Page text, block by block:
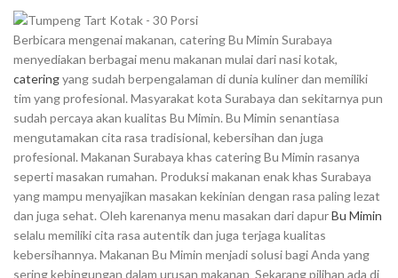
Berbicara mengenai makanan, catering Bu Mimin Surabaya
menyediakan berbagai menu makanan mulai dari nasi kotak,
cateringyang sudah berpengalaman di dunia kuliner dan memiliki
tim yang profesional. Masyarakat kota Surabaya dan sekitarnya pun
sudah percaya akan kualitas Bu Mimin. Bu Mimin senantiasa
mengutamakan cita rasa tradisional, kebersihan dan juga
profesional. Makanan Surabaya khas catering Bu Mimin rasanya
seperti masakan rumahan. Produksi makanan enak khas Surabaya
yang mampu menyajikan masakan kekinian dengan rasa paling lezat
dan juga sehat. Oleh karenanya menu masakan dari dapurBu Mimin
selalu memiliki cita rasa autentik dan juga terjaga kualitas
kebersihannya. Makanan Bu Mimin menjadi solusi bagi Anda yang
sering kebingungan dalam urusan makanan Sekarang pilihan ada di